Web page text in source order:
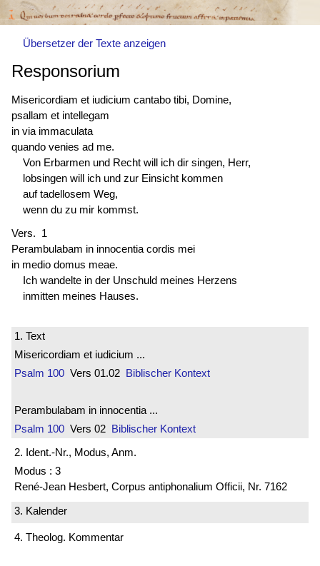
Übersetzer der Texte anzeigen
Responsorium
Misericordiam et iudicium cantabo tibi, Domine,
psallam et intellegam
in via immaculata
quando venies ad me.
Von Erbarmen und Recht will ich dir singen, Herr,
lobsingen will ich und zur Einsicht kommen
auf tadellosem Weg,
wenn du zu mir kommst.
Vers. 1
Perambulabam in innocentia cordis mei
in medio domus meae.
Ich wandelte in der Unschuld meines Herzens
inmitten meines Hauses.
1. Text
Misericordiam et iudicium ...
Psalm 100 Vers 01.02 Biblischer Kontext
Perambulabam in innocentia ...
Psalm 100 Vers 02 Biblischer Kontext
2. Ident.-Nr., Modus, Anm.
Modus : 3
René-Jean Hesbert, Corpus antiphonalium Officii, Nr. 7162
3. Kalender
4. Theolog. Kommentar